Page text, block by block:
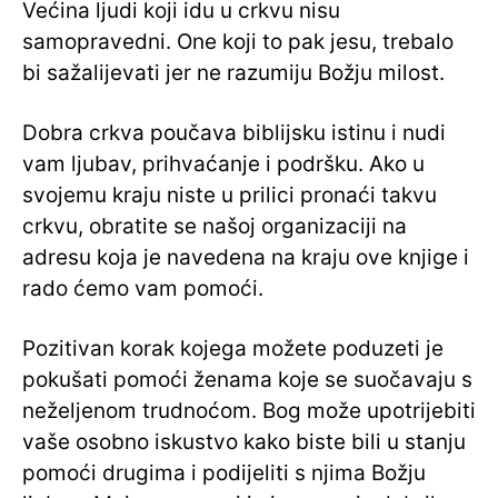
Većina ljudi koji idu u crkvu nisu
samopravedni. One koji to pak jesu, trebalo
bi sažalijevati jer ne razumiju Božju milost.
Dobra crkva poučava biblijsku istinu i nudi
vam ljubav, prihvaćanje i podršku. Ako u
svojemu kraju niste u prilici pronaći takvu
crkvu, obratite se našoj organizaciji na
adresu koja je navedena na kraju ove knjige i
rado ćemo vam pomoći.
Pozitivan korak kojega možete poduzeti je
pokušati pomoći ženama koje se suočavaju s
neželjenom trudnoćom. Bog može upotrijebiti
vaše osobno iskustvo kako biste bili u stanju
pomoći drugima i podijeliti s njima Božju